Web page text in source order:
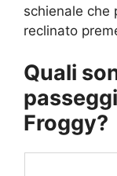
schienale che
reclinato
Quali
Froggy?